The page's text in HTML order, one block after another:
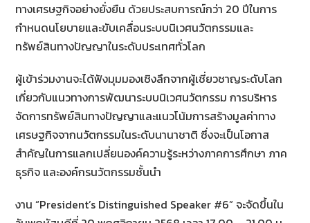
ทางเศรษฐกิจอย่างยั่งยืน ด้วยประสบการณ์กว่า 20 ปีในการ
กำหนดนโยบายและขับเคลื่อนระบบนิเวศนวัตกรรมและ
ทรัพย์สินทางปัญญาในระดับประเทศทั่วโลก
ผู้เข้าร่วมงานจะได้ฟังมุมมองเชิงลึกจากผู้เชี่ยวชาญระดับโลก
เกี่ยวกับแนวทางการพัฒนาระบบนิเวศนวัตกรรม การบริหาร
จัดการทรัพย์สินทางปัญญาและแนวโน้มการสร้างมูลค่าทาง
เศรษฐกิจจากนวัตกรรมในระดับนานาชาติ ซึ่งจะเป็นโอกาส
สำคัญในการแลกเปลี่ยนองค์ความรู้ระหว่างภาคการศึกษา ภาค
ธุรกิจ และองค์กรนวัตกรรมชั้นนำ
งาน “President’s Distinguished Speaker #6” จะจัดขึ้นใน